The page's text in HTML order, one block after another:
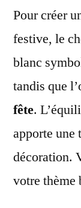
Pour créer
festive, le
blanc
tandis que
fête.
apporte une
décoration.
votre thème